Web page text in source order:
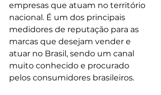
empresas que atuam no território
nacional. É um dos principais
medidores de reputação para as
marcas que desejam vender e
atuar no Brasil, sendo um canal
muito conhecido e procurado
pelos consumidores brasileiros.